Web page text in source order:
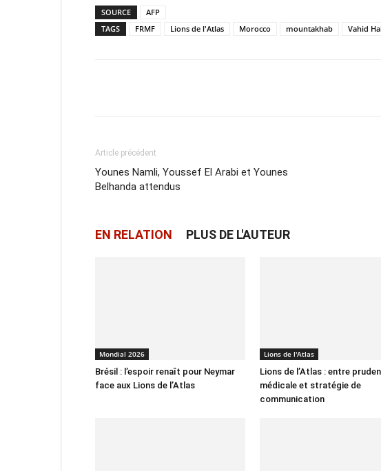
SOURCE
AFP
TAGS
FRMF Lions de l'Atlas Morocco mountakhab Vahid
Article précédent
Younes Namli, Youssef El Arabi et Younes
Belhanda attendus
EN RELATION PLUS DE L'AUTEUR
Mondial 2026
Brésil : l’espoir renaît pour Neymar
face aux Lions de l’Atlas
Lions de l'Atlas
Lions de l’Atlas : entre
médicale et stratégie de
communication